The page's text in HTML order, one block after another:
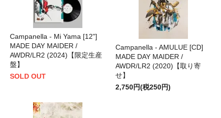
Campanella - Mi Yama [12"]
MADE DAY MAIDER /
AWDR/LR2 (2024)【限定生産
盤】
SOLD OUT
Campanella - AMULUE [CD]
MADE DAY MAIDER /
AWDR/LR2 (2020)【取り寄
せ】
2,750円(税250円)